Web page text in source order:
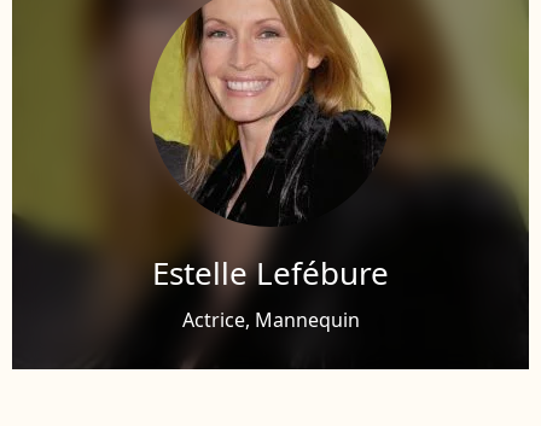
Estelle Lefébure
Actrice, Mannequin